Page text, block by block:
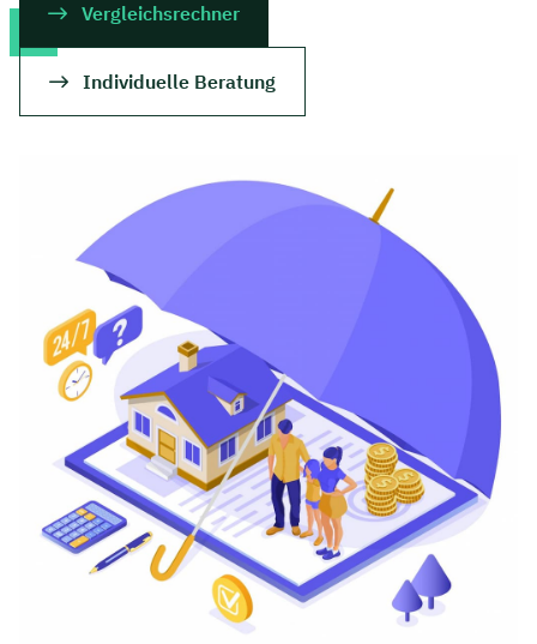
Vergleichsrechner
Individuelle Beratung